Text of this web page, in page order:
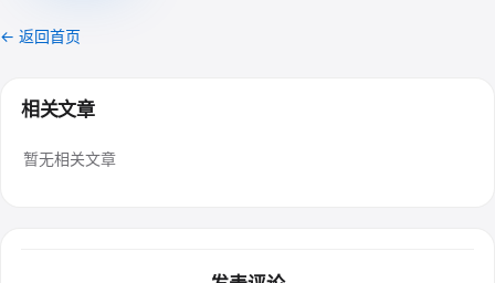
← 返回首页
相关文章
暂无相关文章